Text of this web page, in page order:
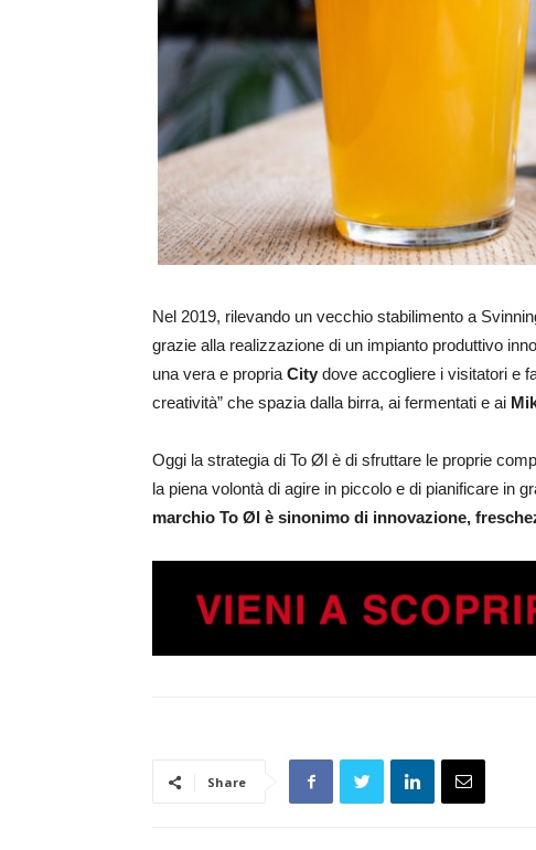
Nel 2019, rilevando un vecchio stabilimento a
grazie alla realizzazione di un impianto produttivo
una vera e propria City dove accogliere i visitatori e
creatività” che spazia dalla birra, ai fermentati e ai
Oggi la strategia di To Øl è di sfruttare le proprie
la piena volontà di agire in piccolo e di pianificare in
marchio To Øl è sinonimo di innovazione,
Share